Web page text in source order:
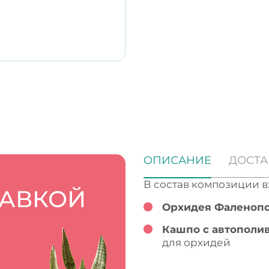
ОПИСАНИЕ
В состав композиции
Орхидея
Кашпо с
для орхидей